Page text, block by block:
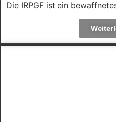
Die IRPGF ist ein